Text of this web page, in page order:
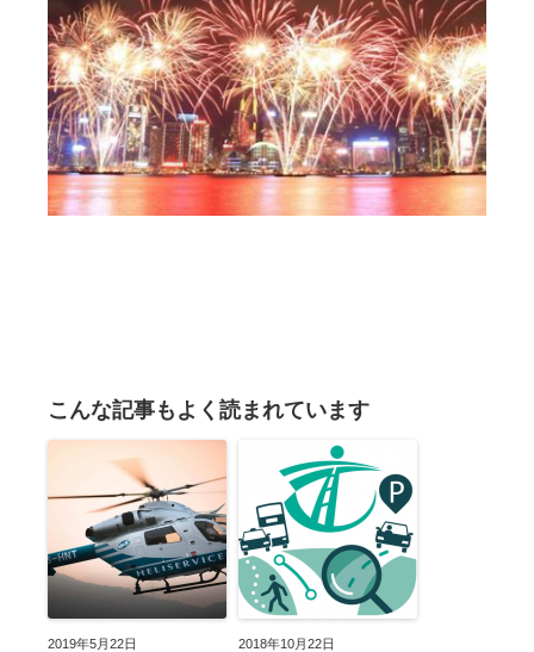
こんな記事もよく読まれています
2019年5月22日 2018年10月22日